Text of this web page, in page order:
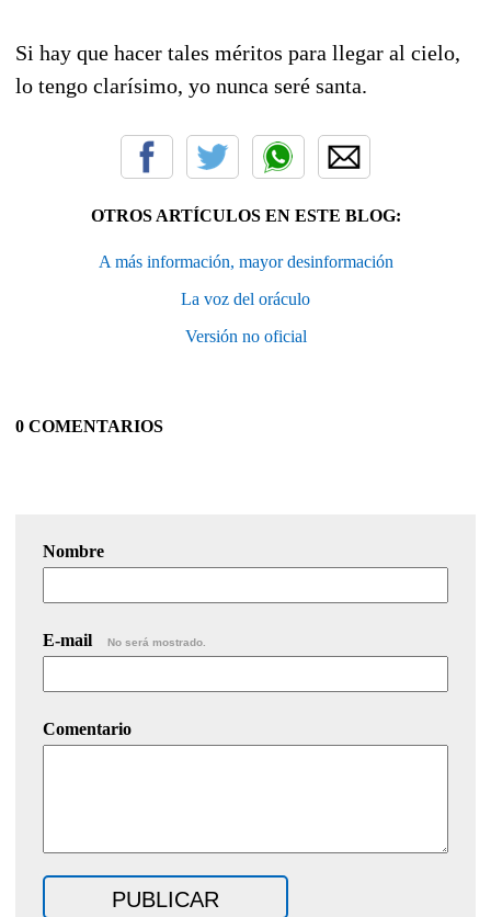
Si hay que hacer tales méritos para llegar al cielo,
lo tengo clarísimo, yo nunca seré santa.
OTROS ARTÍCULOS EN ESTE BLOG:
A más información, mayor desinformación
La voz del oráculo
Versión no oficial
0 COMENTARIOS
Nombre
E-mail No será mostrado.
Comentario